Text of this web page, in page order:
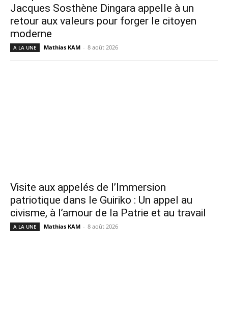
Jacques Sosthène Dingara appelle à un
retour aux valeurs pour forger le citoyen
moderne
A LA UNE Mathias KAM - 8 août 2026
Visite aux appelés de l’Immersion
patriotique dans le Guiriko : Un appel au
civisme, à l’amour de la Patrie et au travail
A LA UNE Mathias KAM - 8 août 2026